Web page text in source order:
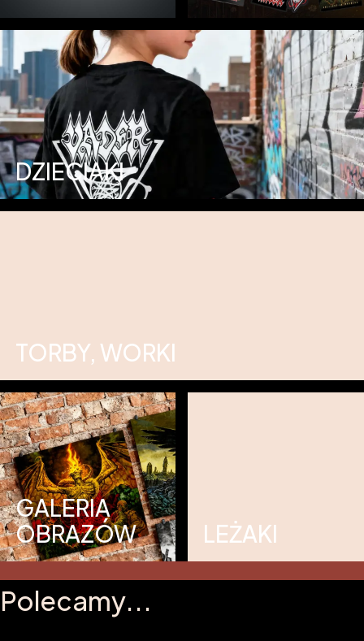
DZIECIAKI
TORBY, WORKI
GALERIA
OBRAZÓW
LEŻAKI
Polecamy...